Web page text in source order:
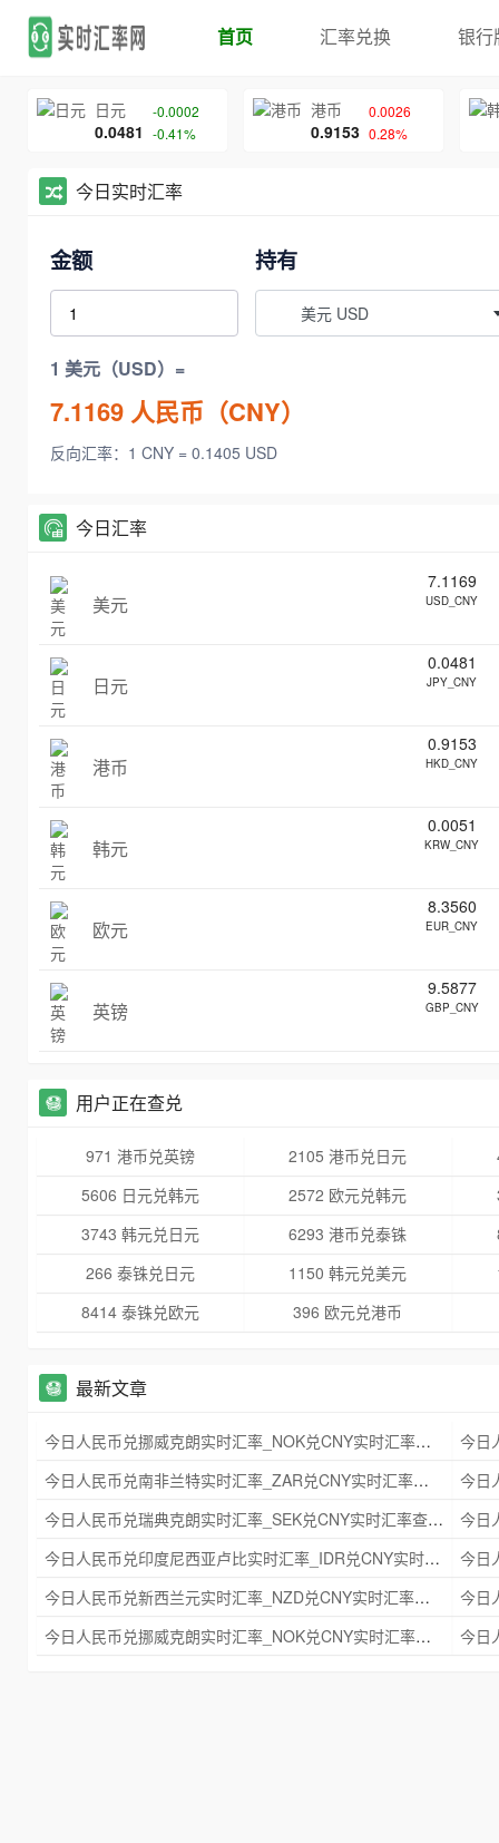
首页 汇率兑换 银行
日元
0.0481
-0.0002
-0.41%
港币
0.9153
0.0026
0.28%
今日实时汇率
金额 持有
美元 USD
1 美元（USD）=
7.1169 人民币（CNY）
反向汇率：1 CNY = 0.1405 USD
今日汇率
美元
7.1169
USD_CNY
日元
0.0481
JPY_CNY
港币
0.9153
HKD_CNY
韩元
0.0051
KRW_CNY
欧元
8.3560
EUR_CNY
英镑
9.5877
GBP_CNY
用户正在查兑
971 港币兑英镑 2105 港币兑日元
5606 日元兑韩元
2572 欧元兑韩元
3743 韩元兑日元
6293 港币兑泰铢
266 泰铢兑日元
1150 韩元兑美元
8414 泰铢兑欧元
396 欧元兑港币
最新文章
今日人民币兑挪威克朗实时汇率_NOK兑CNY实时汇率查询 2025年09月21日
今日人民币兑南非兰特实时汇率_ZAR兑CNY实时汇率查询 2025年09月21日
今日人民币兑瑞典克朗实时汇率_SEK兑CNY实时汇率查询 2025年09月21日
今日人民币兑印度尼西亚卢比实时汇率_IDR兑CNY实时汇率查询 2025年09月21日
今日人民币兑新西兰元实时汇率_NZD兑CNY实时汇率查询 2025年09月21日
今日人民币兑挪威克朗实时汇率_NOK兑CNY实时汇率查询 2025年09月21日